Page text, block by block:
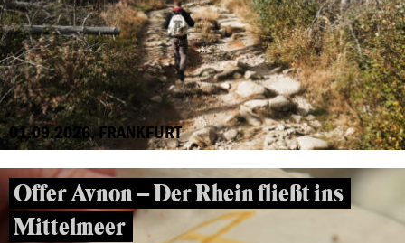
01.09.2026, FRANKFURT
Offer Avnon – Der Rhein fließt ins
Mittelmeer